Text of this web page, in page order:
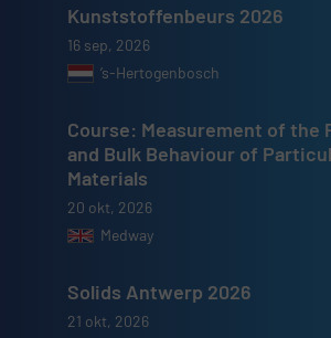
Kunststoffenbeurs 2026
16 sep, 2026
’s-Hertogenbosch
Course: Measurement of the
and Bulk Behaviour of
Materials
20 okt, 2026
Medway
Solids Antwerp 2026
21 okt, 2026